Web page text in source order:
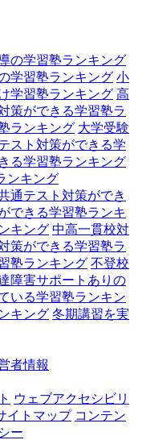
の学習塾ランキング
学習塾ランキング 小
学習塾ランキング 高
策ができる学習塾ラ
ランキング 大学受験
スト対策ができる学
る学習塾ランキング
ンキング
通テスト対策ができ
できる学習塾ランキ
キング 中高一貫校対
策ができる学習塾ラ
塾ランキング 不登校
障害サポートありの
いる学習塾ランキン
キング 冬期講習を実
者情報
ウェブアクセシビリ
イトマップ コンテン
ー